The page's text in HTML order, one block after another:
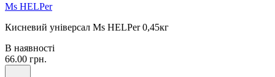
Ms HELPer
Кисневий універсал Ms HELPer 0,45кг
В наявності
66.00 грн.